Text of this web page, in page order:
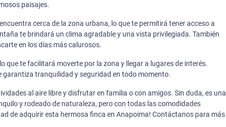
paisajes.
cerca de la zona urbana, lo que te permitirá tener acceso a
te brindará un clima agradable y una vista privilegiada. También
en los días más calurosos.
te facilitará moverte por la zona y llegar a lugares de interés.
garantiza tranquilidad y seguridad en todo momento.
al aire libre y disfrutar en familia o con amigos. Sin duda, es una
y rodeado de naturaleza, pero con todas las comodidades
de adquirir esta hermosa finca en Anapoima! Contáctanos para más